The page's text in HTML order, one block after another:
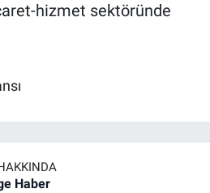
hizmet sektöründe
Haber